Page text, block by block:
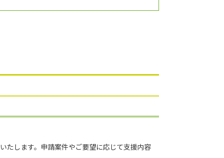
たします。申請案件やご要望に応じて支援内容